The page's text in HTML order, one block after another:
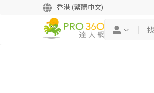
香港 (繁體中文)